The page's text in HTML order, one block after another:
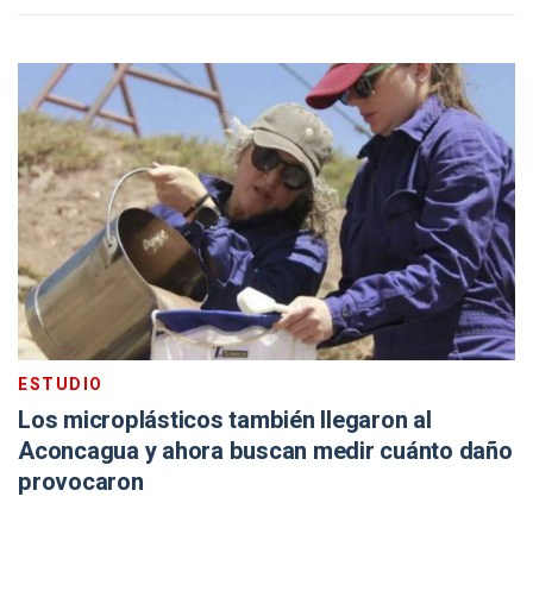
ESTUDIO
Los microplásticos también llegaron al
Aconcagua y ahora buscan medir cuánto daño
provocaron